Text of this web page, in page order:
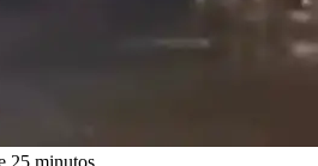
25 minutos